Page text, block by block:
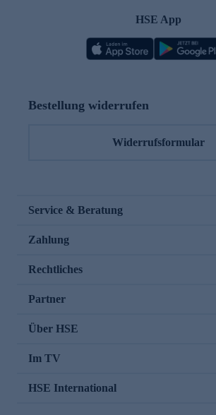
HSE App
Bestellung widerrufen
Widerrufsformular
Service & Beratung
Zahlung
Rechtliches
Partner
Über HSE
Im TV
HSE International